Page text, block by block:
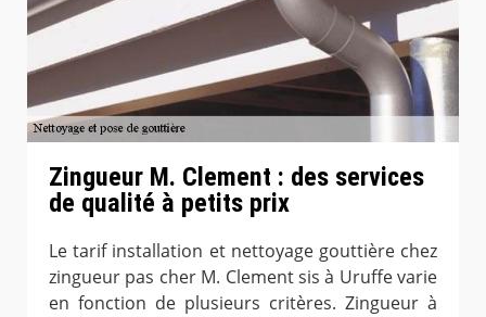
Zingueur M. Clement : des services
de qualité à petits prix
Le tarif installation et nettoyage gouttière chez
zingueur pas cher M. Clement sis à Uruffe varie
en fonction de plusieurs critères. Zingueur à